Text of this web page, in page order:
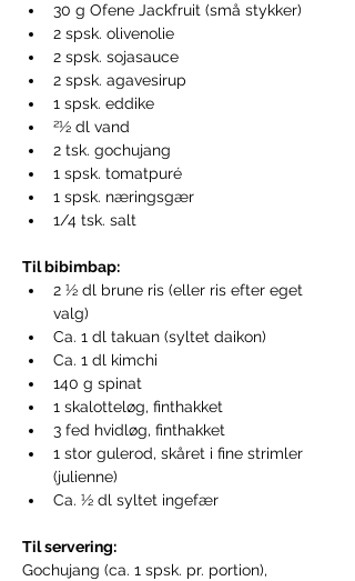
30 g Ofene Jackfruit (små stykker)
2 spsk. olivenolie
2 spsk. sojasauce
2 spsk. agavesirup
1 spsk. eddike
21⁄2 dl vand
2 tsk. gochujang
1 spsk. tomatpuré
1 spsk. næringsgær
1/4 tsk. salt
Til bibimbap:
2 1⁄2 dl brune ris (eller ris efter eget
valg)
Ca. 1 dl takuan (syltet daikon)
Ca. 1 dl kimchi
140 g spinat
1 skalotteløg, finthakket
3 fed hvidløg, finthakket
1 stor gulerod, skåret i fine strimler
(julienne)
Ca. 1⁄2 dl syltet ingefær
Til servering:
Gochujang (ca. 1 spsk. pr. portion),